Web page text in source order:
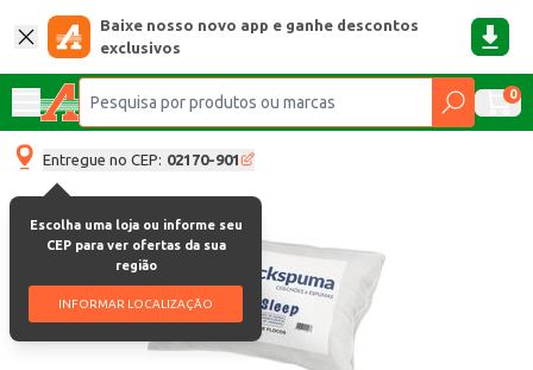
Baixe nosso novo app e ganhe descontos
exclusivos
0
Entregue no CEP: 02170-901
Escolha uma loja ou informe seu
CEP para ver ofertas da sua
região
INFORMAR LOCALIZAÇÃO